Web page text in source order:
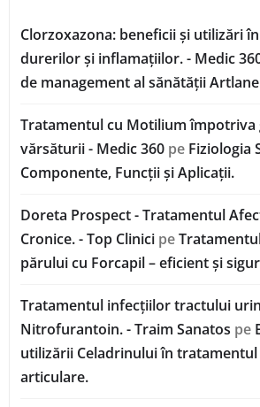
Clorzoxazona: beneficii și utilizări
durerilor și inflamațiilor. - Medic
de management al sănătății
Tratamentul cu Motilium împotriva
vărsăturii - Medic 360 pe Fiziologia
Componente, Funcții și Aplicații.
Doreta Prospect - Tratamentul
Cronice. - Top Clinici pe
părului cu Forcapil – eficient și
Tratamentul infecțiilor tractului
Nitrofurantoin. - Traim Sanatos pe
utilizării Celadrinului în
articulare.